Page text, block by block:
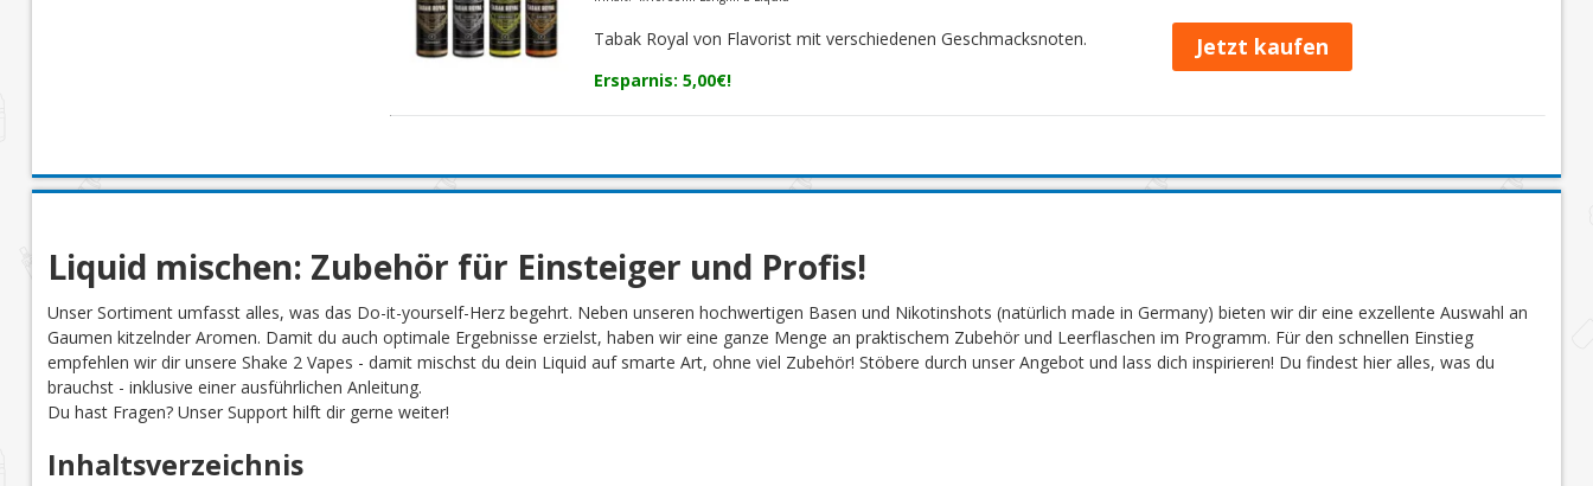
Tabak Royal von Flavorist mit verschiedenen Geschmacksnoten.
Ersparnis: 5,00€!
Jetzt kaufen
Liquid mischen: Zubehör für Einsteiger und Profis!
Unser Sortiment umfasst alles, was das Do-it-yourself-Herz begehrt. Neben unseren hochwertigen Basen und Nikotinshots (natürlich made in Germany) bieten wir dir eine exzellente Auswahl an
Gaumen kitzelnder Aromen. Damit du auch optimale Ergebnisse erzielst, haben wir eine ganze Menge an praktischem Zubehör und Leerflaschen im Programm. Für den schnellen Einstieg
empfehlen wir dir unsere Shake 2 Vapes - damit mischst du dein Liquid auf smarte Art, ohne viel Zubehör! Stöbere durch unser Angebot und lass dich inspirieren! Du findest hier alles, was du
brauchst - inklusive einer ausführlichen Anleitung.
Du hast Fragen? Unser Support hilft dir gerne weiter!
Inhaltsverzeichnis